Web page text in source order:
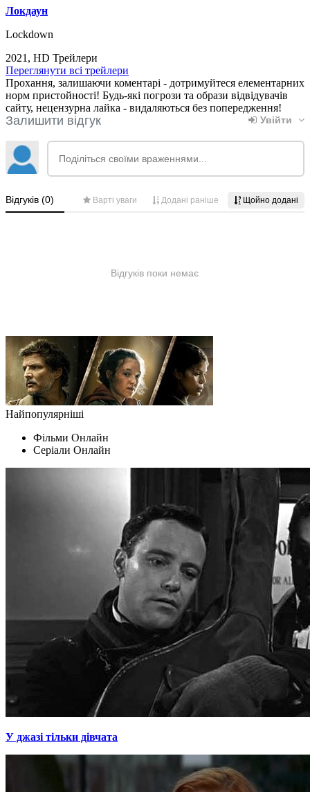
Локдаун
Lockdown
2021, HD Трейлери
Переглянути всі трейлери
Прохання, залишаючи коментарі - дотримуйтеся елементарних
норм пристойності! Будь-які погрози та образи відвідувачів
сайту, нецензурна лайка - видаляються без попередження!
Найпопулярніші
Фільми Oнлайн
Серіали Oнлайн
У джазі тільки дівчата